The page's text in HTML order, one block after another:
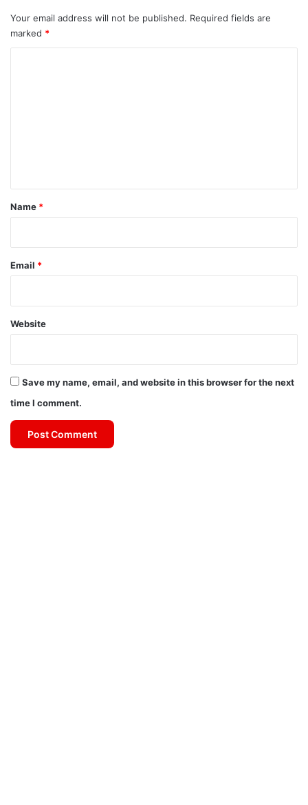
Your email address will not be published. Required fields are
marked *
*
Name *
Email *
Website
Save my name, email, and website in this browser for the next
time I comment.